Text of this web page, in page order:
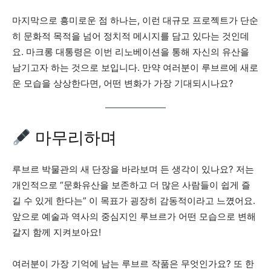
마지막으로 흥미로운 점 하나는, 이런 대규모 프로젝트가 단순
히 문화적 목적을 넘어 정치적 메시지를 담고 있다는 것인데
요. 마크롱 대통령은 이번 리노베이션을 통해 자신의 유산을
남기고자 하는 것으로 보입니다. 만약 여러분이 루브르에 새로
운 모습을 상상한다면, 어떤 변화가 가장 기대되시나요?
마무리하며
루브르 박물관의 새 단장을 바라보며 든 생각이 있나요? 저는
개인적으로 “문화유산을 보존하고 더 많은 사람들이 쉽게 즐
길 수 있게 한다는” 이 목표가 굉장히 감동적이라고 느꼈어요.
앞으로 예술과 역사의 중심지인 루브르가 어떤 모습으로 변해
갈지 함께 지켜보아요!
여러분이 가장 기억에 남는 루브르 작품은 무엇인가요? 또 한